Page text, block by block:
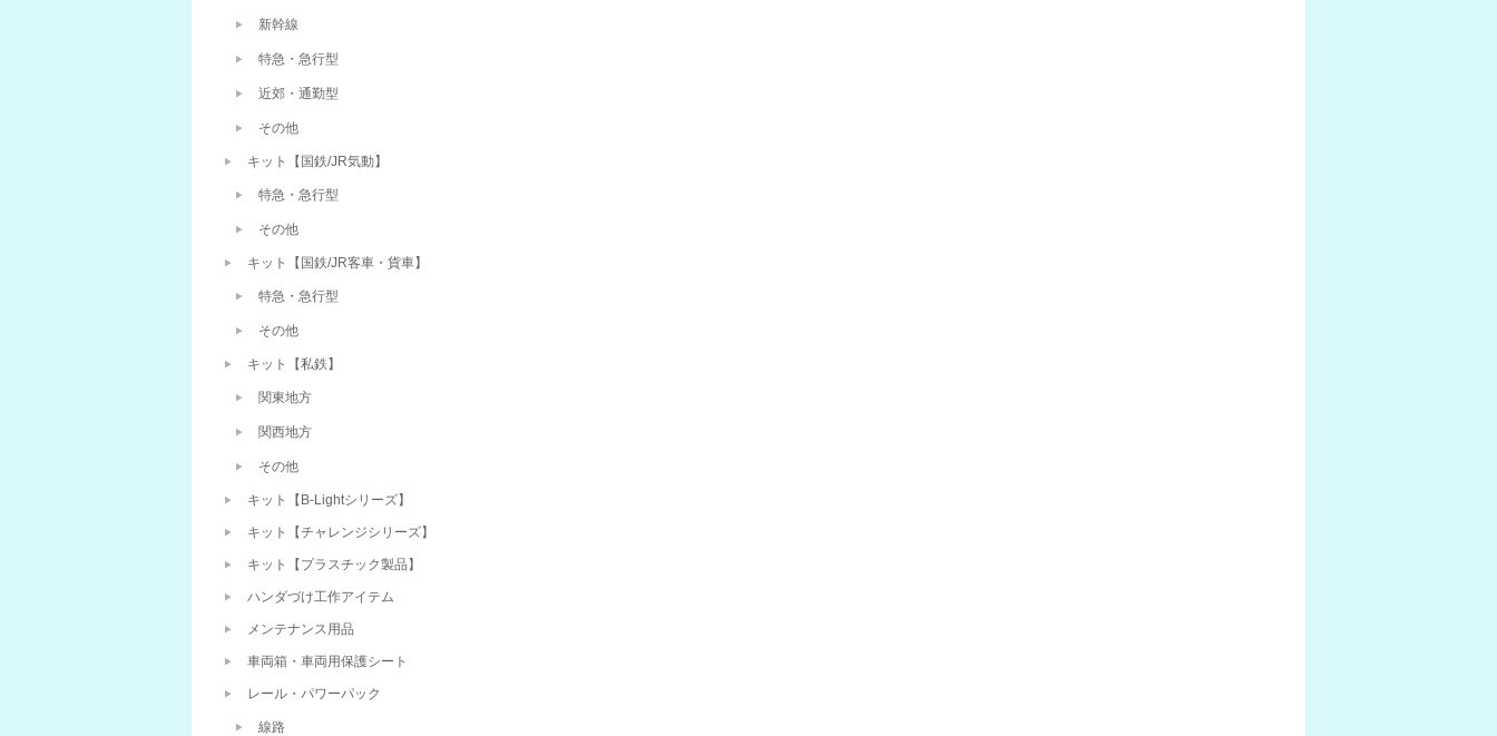
新幹線
特急・急行型
近郊・通勤型
その他
キット【国鉄/JR気動】
特急・急行型
その他
キット【国鉄/JR客車・貨車】
特急・急行型
その他
キット【私鉄】
関東地方
関西地方
その他
キット【B-Lightシリーズ】
キット【チャレンジシリーズ】
キット【プラスチック製品】
ハンダづけ工作アイテム
メンテナンス用品
車両箱・車両用保護シート
レール・パワーパック
線路